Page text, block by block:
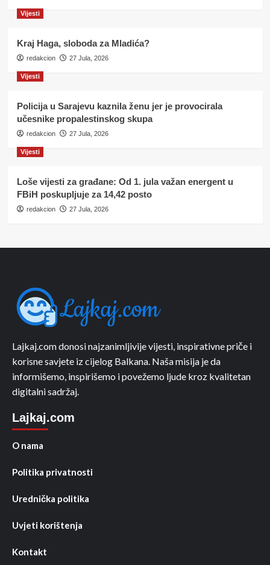
Vijesti
Kraj Haga, sloboda za Mladića?
redakcion 27 Jula, 2026
Vijesti
Policija u Sarajevu kaznila ženu jer je provocirala
učesnike propalestinskog skupa
redakcion 27 Jula, 2026
Vijesti
Loše vijesti za građane: Od 1. jula važan energent u
FBiH poskupljuje za 14,42 posto
redakcion 27 Jula, 2026
Lajkaj.com donosi najzanimljivije vijesti, inspirativne priče i
korisne savjete iz cijelog Balkana. Naša misija je da
informišemo, inspirišemo i povežemo ljude kroz kvalitetan
digitalni sadržaj.
Lajkaj.com
O nama
Politika privatnosti
Urednička politika
Uvjeti korištenja
Kontakt